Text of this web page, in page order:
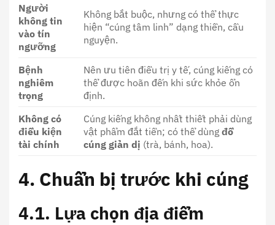
Người
không tin
vào tín
ngưỡng
Không bắt buộc, nhưng có thể thực
hiện “cúng tâm linh” dạng thiền, cầu
nguyện.
Bệnh
nghiêm
trọng
Nên ưu tiên điều trị y tế, cúng kiếng có
thể được hoãn đến khi sức khỏe ổn
định.
Không có
điều kiện
tài chính
Cúng kiếng không nhất thiết phải dùng
vật phẩm đắt tiền; có thể dùngđồ
cúng giản dị (trà, bánh, hoa).
4. Chuẩn bị trước khi cúng
4.1. Lựa chọn địa điểm